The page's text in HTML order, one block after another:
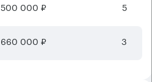
500 000 ₽ 5
660 000 ₽ 3